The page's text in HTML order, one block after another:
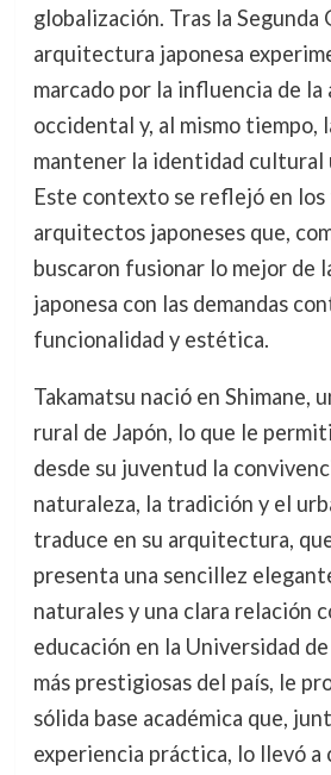
globalización. Tras la Segunda
arquitectura japonesa
marcado por la influencia de
occidental y, al mismo tiempo,
mantener la identidad cultural
Este contexto se reflejó en los
arquitectos japoneses que,
buscaron fusionar lo mejor de
japonesa con las demandas
funcionalidad y estética.
Takamatsu nació en Shimane,
rural de Japón, lo que le
desde su juventud la
naturaleza, la tradición y el
traduce en su arquitectura,
presenta una sencillez
naturales y una clara relación
educación en la Universidad
más prestigiosas del país, le
sólida base académica que,
experiencia práctica, lo llevó a